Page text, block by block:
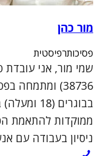
מור כהן
פסיכותרפיסטית
38736) ומתמחה
בבוגרים
ממוקדות להתאמת
ניסיון בעבודה עם